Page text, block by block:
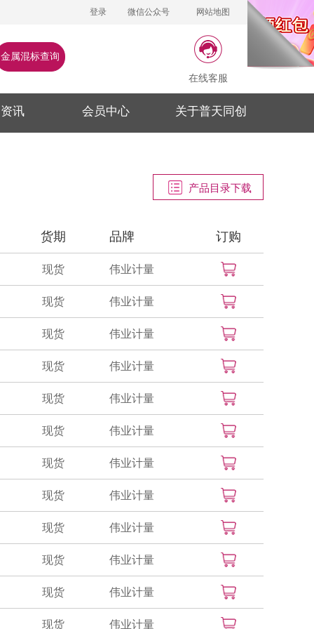
登录 微信公众号 网站地图
金属混标查询
在线客服
讯 会员中心 关于普天同创
产品目录下载
货期 品牌 订购
现货 伟业计量
现货 伟业计量
现货 伟业计量
现货 伟业计量
现货 伟业计量
现货 伟业计量
现货 伟业计量
现货 伟业计量
现货 伟业计量
现货 伟业计量
现货 伟业计量
现货 伟业计量